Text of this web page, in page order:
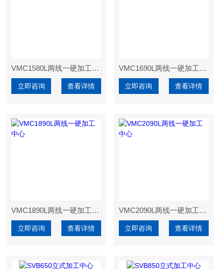
VMC1580L两线一硬加工中心
立即咨询 查看详情
VMC1690L两线一硬加工中心
立即咨询 查看详情
VMC1890L两线一硬加工中心
立即咨询 查看详情
VMC2090L两线一硬加工中心
立即咨询 查看详情